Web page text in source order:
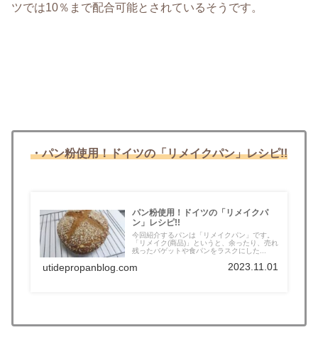
ツでは10％まで配合可能とされているそうです。
・パン粉使用！ドイツの「リメイクパン」レシピ!!
パン粉使用！ドイツの「リメイクパ
ン」レシピ!!
今回紹介するパンは「リメイクパン」です。
「リメイク(商品)」というと、余ったり、売れ
残ったバゲットや食パンをラスクにした...
utidepropanblog.com 2023.11.01